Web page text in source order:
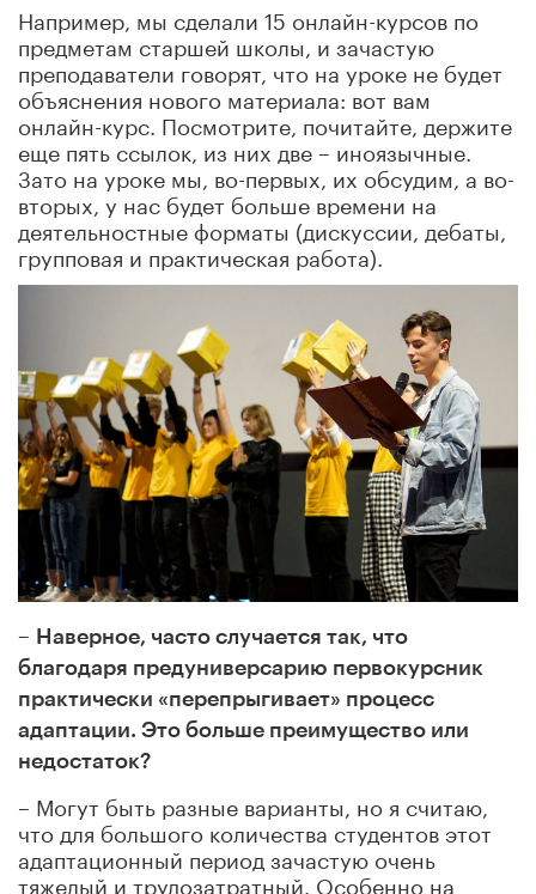
Например, мы сделали 15 онлайн-курсов по
предметам старшей школы, и зачастую
преподаватели говорят, что на уроке не будет
объяснения нового материала: вот вам
онлайн-курс. Посмотрите, почитайте, держите
еще пять ссылок, из них две – иноязычные.
Зато на уроке мы, во-первых, их обсудим, а во-
вторых, у нас будет больше времени на
деятельностные форматы (дискуссии, дебаты,
групповая и практическая работа).
– Наверное, часто случается так, что
благодаря предуниверсарию первокурсник
практически «перепрыгивает» процесс
адаптации. Это больше преимущество или
недостаток?
– Могут быть разные варианты, но я считаю,
что для большого количества студентов этот
адаптационный период зачастую очень
тяжелый и трудозатратный. Особенно на